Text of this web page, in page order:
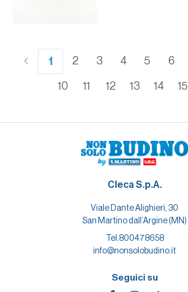
1 2 3 4 5 6
10 11 12 13 14 15
Cleca S.p.A.
Viale Dante Alighieri, 30
San Martino dall’Argine (MN)
Tel. 800478658
info@nonsolobudino.it
Seguici su